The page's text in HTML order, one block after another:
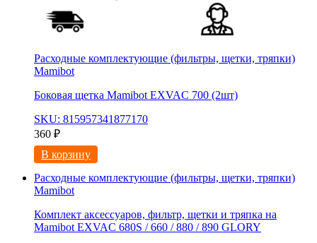
Расходные комплектующие (фильтры, щетки, тряпки)
Mamibot
Боковая щетка Mamibot EXVAC 700 (2шт)
SKU: 815957341877170
360 ₽
В корзину
Расходные комплектующие (фильтры, щетки, тряпки)
Mamibot
Комплект аксессуаров, фильтр, щетки и тряпка на
Mamibot EXVAC 680S / 660 / 880 / 890 GLORY